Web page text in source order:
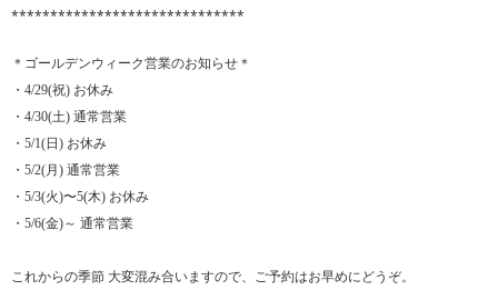
⁎⁎⁎⁎⁎⁎⁎⁎⁎⁎⁎⁎⁎⁎⁎⁎⁎⁎⁎⁎⁎⁎⁎⁎⁎⁎⁎⁎⁎⁎
＊ゴールデンウィーク営業のお知らせ＊
・4/29(祝) お休み
・4/30(土) 通常営業
・5/1(日) お休み
・5/2(月) 通常営業
・5/3(火)〜5(木) お休み
・5/6(金)～ 通常営業
これからの季節 大変混み合いますので、ご予約はお早めにどうぞ。